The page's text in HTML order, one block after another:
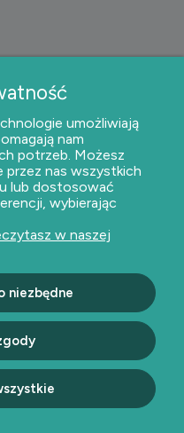
umożliwiają
nam
potrzeb. Możesz
przez nas wszystkich
lub dostosować
wybierając
w naszej
niezbędne